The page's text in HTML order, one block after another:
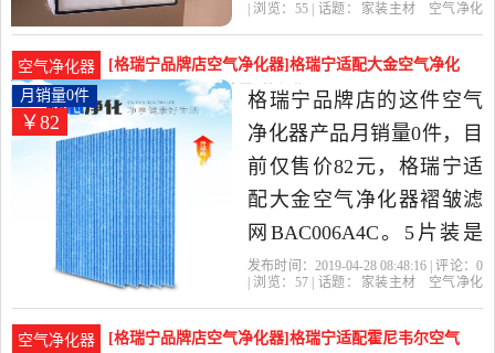
| 浏览： 55| 话题： 家装主材
空气净化
空气净化器
[格瑞宁品牌店空气净化器]格瑞宁适配大金空气净化
器褶皱滤网BA月销量0件仅售82元
￥82
月销量0件
格瑞宁品牌店的这件空气
净化器产品月销量0件，目
前仅售价82元，格瑞宁适
配大金空气净化器褶皱滤
网BAC006A4C。5片装是
2019年格瑞宁品牌店精选
的空气净化器，由上海发
发布时间：2019-04-28 08:48:16 | 评论： 0
| 浏览： 57| 话题： 家装主材
空气净化
空气净化器
[格瑞宁品牌店空气净化器]格瑞宁适配霍尼韦尔空气